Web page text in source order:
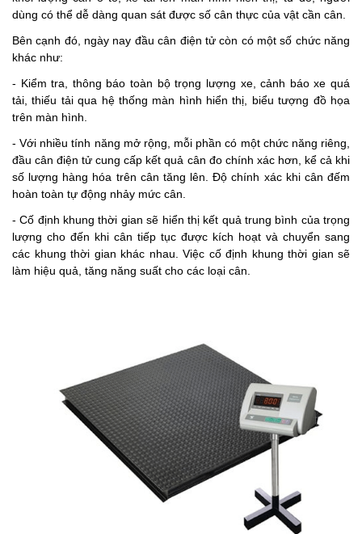
dùng có thể dễ dàng quan sát được số cân thực của vật cần cân.
Bên cạnh đó, ngày nay đầu cân điện tử còn có một số chức năng
khác như:
- Kiểm tra, thông báo toàn bộ trọng lượng xe, cảnh báo xe quá
tải, thiếu tải qua hệ thống màn hình hiển thị, biểu tượng đồ họa
trên màn hình.
- Với nhiều tính năng mở rộng, mỗi phần có một chức năng riêng,
đầu cân điện tử cung cấp kết quả cân đo chính xác hơn, kể cả khi
số lượng hàng hóa trên cân tăng lên. Độ chính xác khi cân đếm
hoàn toàn tự động nhảy mức cân.
- Cố định khung thời gian sẽ hiển thị kết quả trung bình của trọng
lượng cho đến khi cân tiếp tục được kích hoạt và chuyển sang
các khung thời gian khác nhau. Việc cố định khung thời gian sẽ
làm hiệu quả, tăng năng suất cho các loại cân.